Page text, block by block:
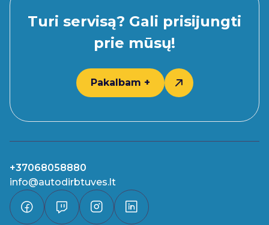
Turi servisą? Gali prisijungti
prie mūsų!
Pakalbam +
+37068058880
info@autodirbtuves.lt